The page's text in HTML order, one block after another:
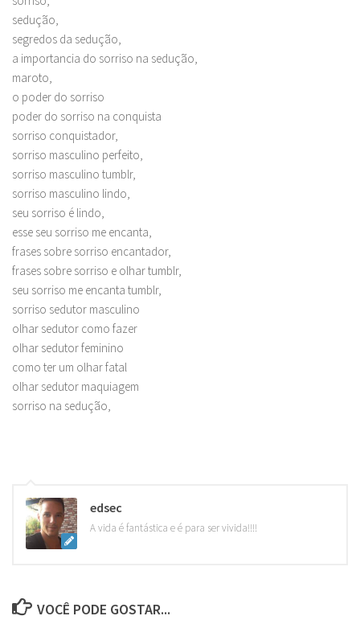
sedução,
segredos da sedução,
a importancia do sorriso na sedução,
maroto,
o poder do sorriso
poder do sorriso na conquista
sorriso conquistador,
sorriso masculino perfeito,
sorriso masculino tumblr,
sorriso masculino lindo,
seu sorriso é lindo,
esse seu sorriso me encanta,
frases sobre sorriso encantador,
frases sobre sorriso e olhar tumblr,
seu sorriso me encanta tumblr,
sorriso sedutor masculino
olhar sedutor como fazer
olhar sedutor feminino
como ter um olhar fatal
olhar sedutor maquiagem
sorriso na sedução,
edsec
A vida é fantástica e é para ser vivida!!!!
VOCÊ PODE GOSTAR...